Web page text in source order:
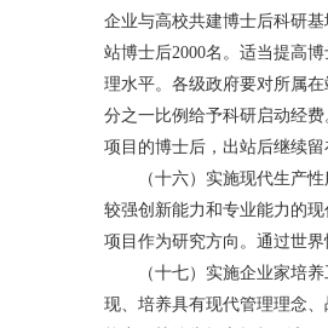
企业与高校共建博士后科研
站博士后2000名。适当提高
理水平。各级政府要对所属
分之一比例给予科研启动经
项目的博士后，出站后继续
（十六）实施现代生产性
较强创新能力和专业能力的
项目作为研究方向。通过世
（十七）实施企业家培养
现、培养具有现代管理理念